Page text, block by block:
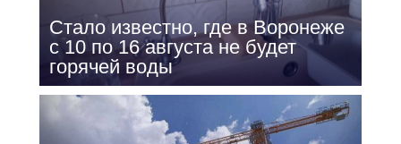
Стало известно, где в Воронеже
с 10 по 16 августа не будет
горячей воды